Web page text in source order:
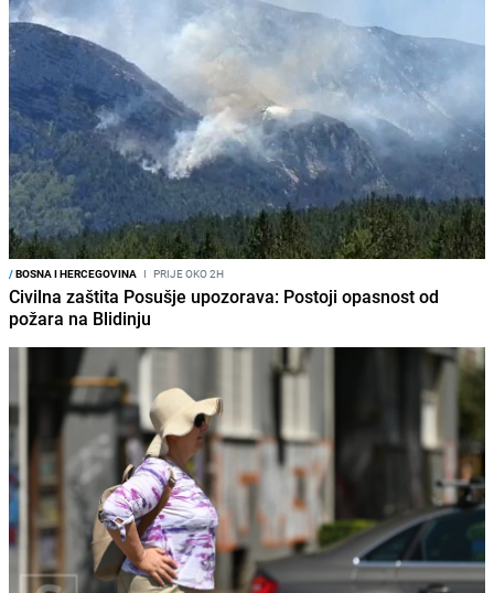
/BOSNA I HERCEGOVINA I PRIJE OKO 2H
Civilna zaštita Posušje upozorava: Postoji opasnost od
požara na Blidinju